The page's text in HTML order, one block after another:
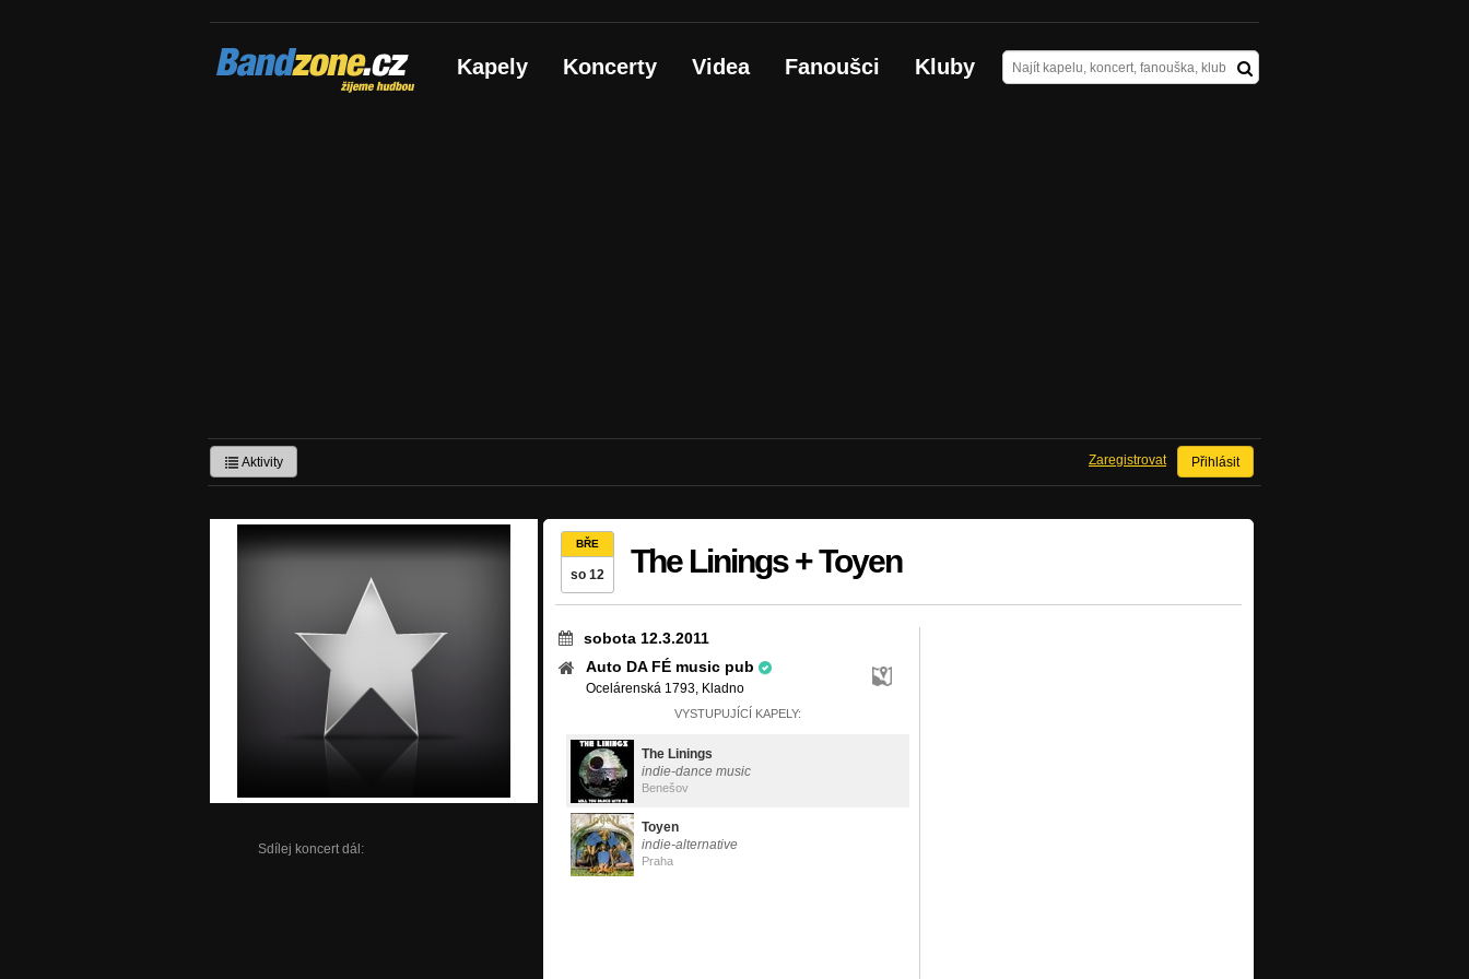
Bandzone.cz
žijeme hudbou Kapely Koncerty Videa Fanoušci Kluby
Aktivity Přihlásit
Zaregistrovat
Sdílej koncert dál:
BŘE
so 12 The Linings + Toyen
sobota 12.3.2011
Auto DA FÉ music pub
Ocelárenská 1793, Kladno
VYSTUPUJÍCÍ KAPELY:
The Linings
indie-dance music
Benešov
Toyen
indie-alternative
Praha